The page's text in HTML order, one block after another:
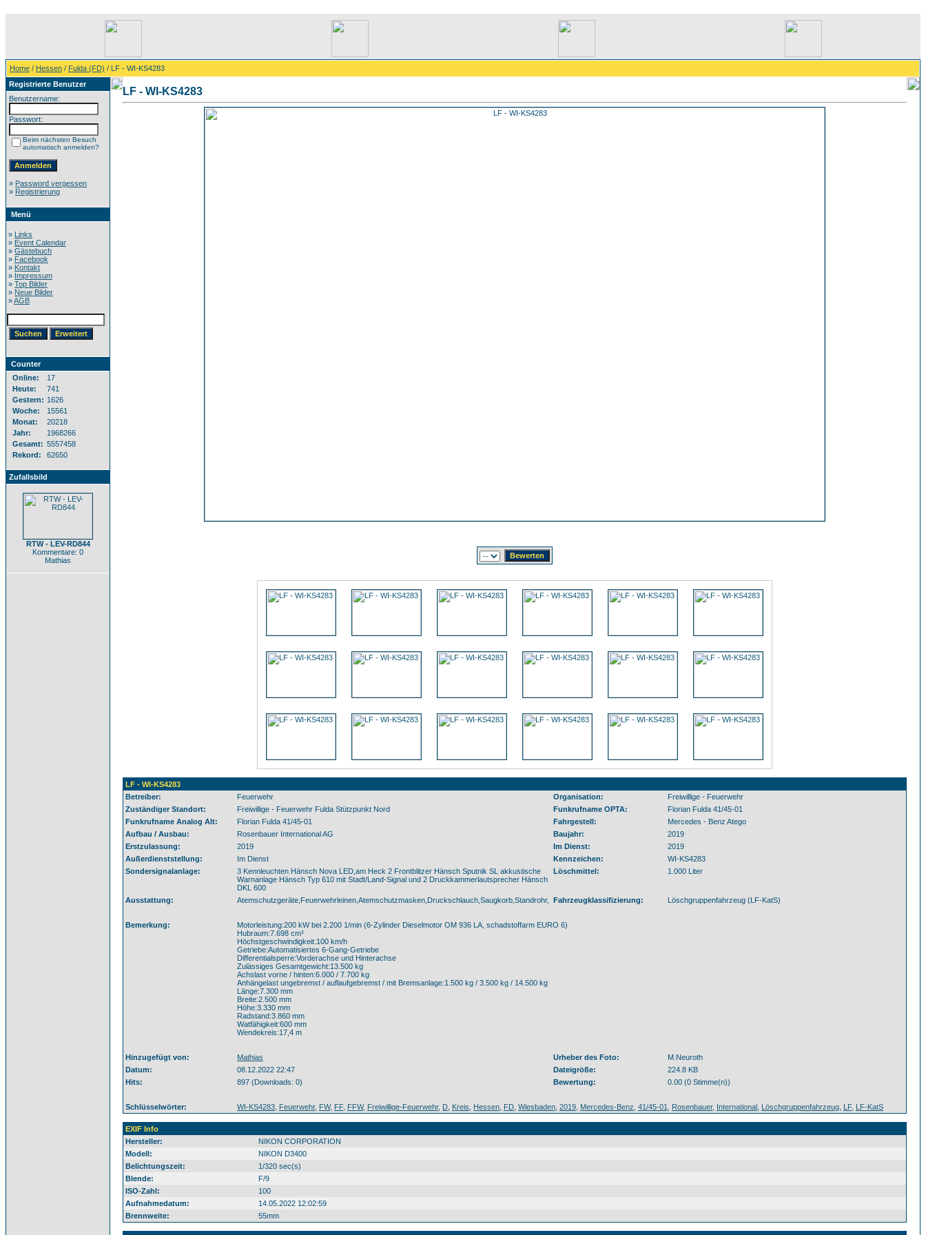
Home / Hessen / Fulda (FD) / LF - WI-KS4283
Registrierte Benutzer
Benutzername:
Passwort:
Beim nächsten Besuch
automatisch anmelden?
» Password vergessen
» Registrierung
Menü
» Links
» Event Calendar
» Gästebuch
» Facebook
» Kontakt
» Impressum
» Top Bilder
» Neue Bilder
»AGB
Counter
Online:
17
Heute:
741
Gestern: 1626
Woche:
15561
Monat:
20218
Jahr:
1968266
Gesamt: 5557458
Rekord:
62650
Zufallsbild
RTW - LEV-RD844
Kommentare: 0
Mathias
LF - WI-KS4283
LF - WI-KS4283
Betreiber:
Feuerwehr Organisation:
Freiwillige - Feuerwehr
Zuständiger Standort:
Freiwillige - Feuerwehr Fulda Stützpunkt Nord Funkrufname OPTA:
Florian Fulda 41/45-01
Funkrufname Analog Alt:
Florian Fulda 41/45-01 Fahrgestell:
Mercedes - Benz Atego
Aufbau / Ausbau:
Rosenbauer International AG Baujahr:
2019
Erstzulassung:
2019 Im Dienst:
2019
Außerdienststellung:
Im Dienst Kennzeichen:
WI-KS4283
Sondersignalanlage:
3 Kennleuchten Hänsch Nova LED,am Heck 2 Frontblitzer Hänsch Sputnik SL akkustische
Warnanlage Hänsch Typ 610 mit Stadt/Land-Signal und 2 Druckkammerlautsprecher Hänsch
DKL 600
Löschmittel: 1.000 Liter
Ausstattung: Atemschutzgeräte,Feuerwehrleinen,Atemschutzmasken,Druckschlauch,Saugkorb,Standrohr, Fahrzeugklassifizierung: Löschgruppenfahrzeug (LF-KatS)
Bemerkung:
Motorleistung:200 kW bei 2.200 1/min (6-Zylinder Dieselmotor OM 936 LA, schadstoffarm EURO 6)
Hubraum:7.698 cm³
Höchstgeschwindigkeit:100 km/h
Getriebe:Automatisiertes 6-Gang-Getriebe
Differentialsperre:Vorderachse und Hinterachse
Zulässiges Gesamtgewicht:13.500 kg
Achslast vorne / hinten:6.000 / 7.700 kg
Anhängelast ungebremst / auflaufgebremst / mit Bremsanlage:1.500 kg / 3.500 kg / 14.500 kg
Länge:7.300 mm
Breite:2.500 mm
Höhe:3.330 mm
Radstand:3.860 mm
Watfähigkeit:600 mm
Wendekreis:17,4 m
Hinzugefügt von: Mathias Urheber des Foto:
M.Neuroth
Datum:
08.12.2022 22:47 Dateigröße:
224.8 KB
Hits:
897 (Downloads: 0) Bewertung: 0.00 (0 Stimme(n))
Schlüsselwörter: WI-KS4283 Feuerwehr, FW, FF, FFW, Freiwillige-Feuerwehr, D Kreis Hessen FD Wiesbaden 2019 Mercedes-Benz 41/45-01 Rosenbauer, International Löschgruppenfahrzeug LF, LF-KatS
EXIF Info
Hersteller:
NIKON CORPORATION
Modell:
NIKON D3400
Belichtungszeit:
1/320 sec(s)
Blende:
F/9
ISO-Zahl:
100
Aufnahmedatum:
14.05.2022 12:02:59
Brennweite:
55mm